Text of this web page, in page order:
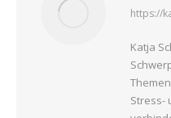
https://
Katja
Stress-